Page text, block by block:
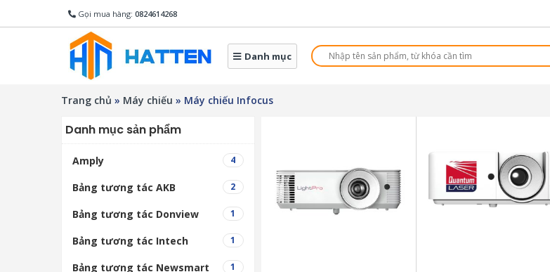
Gọi mua hàng: 0824614268
Danh mục
Trang chủ » Máy chiếu » Máy chiếu Infocus
Danh mục sản phẩm
Amply 4
Bảng tương tác AKB 2
Bảng tương tác Donview 1
Bảng tương tác Intech 1
Bảng tương tác Newsmart 1